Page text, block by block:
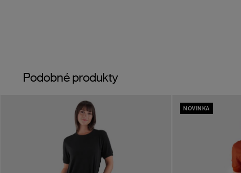
Podobné produkty
NOVINKA